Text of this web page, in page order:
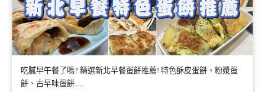
吃膩早午餐了嗎? 精選新北早餐蛋餅推薦! 特色酥皮蛋餅、粉漿蛋
餅、古早味蛋餅….